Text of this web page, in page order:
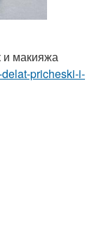
и макияжа
pricheski-i-